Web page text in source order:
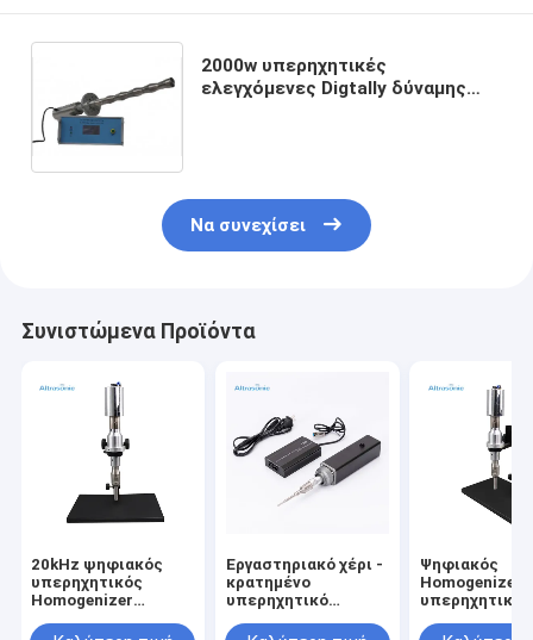
2000w υπερηχητικές
ελεγχόμενες Digtally δύναμης
Να συνεχίσει
Συνιστώμενα Προϊόντα
20kHz ψηφιακός
υπερηχητικός
Homogenizer
τηλεχειρισμός
Εργαστηριακό χέρι -
κρατημένο
υπερηχητικό
τον έλεγχο τιτανίου
Ψηφιακός
Homogenizer
υπερηχητικός
πειραματικός